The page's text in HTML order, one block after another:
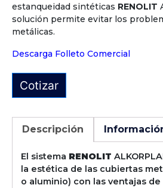
estanqueidad sintéticas RENOLIT
solución permite evitar los
metálicas.
Descarga Folleto Comercial
Cotizar
Descripción
El sistema RENOLIT
la estética de las cubiertas
o aluminio) con las ventajas